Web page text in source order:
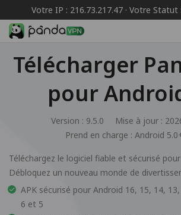
Votre IP : 216.73.217.47 · Votre Statut :
Télécharger
pour
Version : 9.5.0
Mise à jour :
Prend en charge : Android
Téléchargez le logiciel fiable et sécurisé
Débloquez un nouveau monde de
APK sécurisé pour Android 16, 15, 14,
6 et 5